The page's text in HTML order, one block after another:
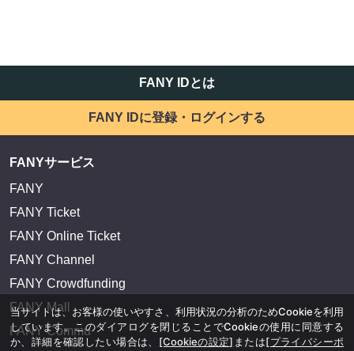
FANY IDとは
FANY IDに登録・ログインする
FANYサービス
FANY
FANY Ticket
FANY Online Ticket
FANY Channel
FANY Crowdfunding
FANY Mall
FANY Commu
当サイトは、お客様の使いやすさ、利用状況の分析のためCookieを利用
しています。このダイアログを閉じることでCookieの使用に同意する
か、詳細を確認したい場合は、 [Cookieの設定] または[プライバシーポ